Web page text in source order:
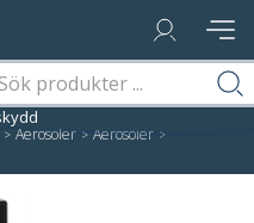
/ Aerosoler / Aerosoler /